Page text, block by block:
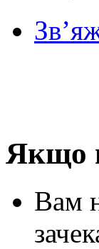
Якщо
Вам